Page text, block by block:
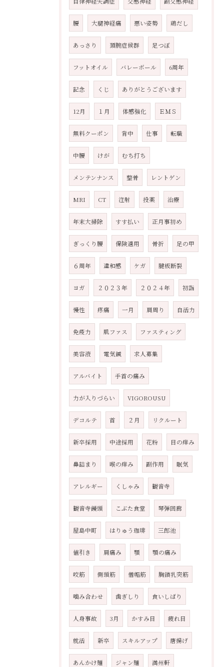
腰 大腿神経痛 悪い姿勢 鶏だし
あっさり 頚腕症候群 足つぼ
フットオイル バレーボール 6周年
記念 くじ ありがとうございます
12月 １月 体感強化 ＥＭＳ
無料クーポン 背中 仕事 転職
中腰 けが むち打ち
メンテンナンス 整骨 レントゲン
MRI CT 注射 投薬 治療
年末大掃除 すす払い 正月事初め
ぎっくり腰 保険適用 骨折 足の甲
６周年 違和感 ケガ 腱板断裂
ヨガ ２０２３年 ２０２４年 初詣
慢性 疼痛 一月 肩周り 自活力
免疫力 肌ファス ファスティング
美容液 電気鍼 求人募集
アルバイト 手首の痛み
力が入りづらい VIGOROUSU
デコルテ 首 ２月 リクルート
新卒採用 中途採用 花粉 目の痒み
鼻詰まり 喉の痒み 副作用 眠気
アレルギー くしゃみ 観音寺
観音寺饅頭 こぶた食堂 琴弾回廊
屋島中町 はりゅう珈琲 三郎池
値引き 肩痛み 顎 顎の痛み
咬筋 側頭筋 僧帽筋 胸鎖乳突筋
噛み合わせ 歯ぎしり 食いしばり
人身事故 3月 かすみ目 疲れ目
就活 新卒 スキルアップ 唐揚げ
あんかけ麺 ジャン麺 満州軒